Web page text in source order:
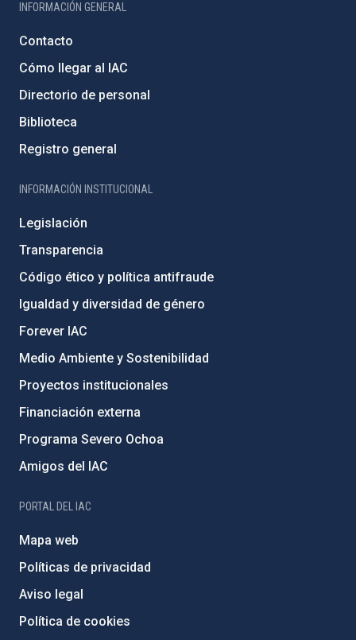
INFORMACIÓN GENERAL
Contacto
Cómo llegar al IAC
Directorio de personal
Biblioteca
Registro general
INFORMACIÓN INSTITUCIONAL
Legislación
Transparencia
Código ético y política antifraude
Igualdad y diversidad de género
Forever IAC
Medio Ambiente y Sostenibilidad
Proyectos institucionales
Financiación externa
Programa Severo Ochoa
Amigos del IAC
PORTAL DEL IAC
Mapa web
Políticas de privacidad
Aviso legal
Política de cookies